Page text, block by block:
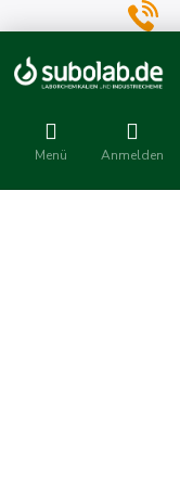
Menü Anmelden